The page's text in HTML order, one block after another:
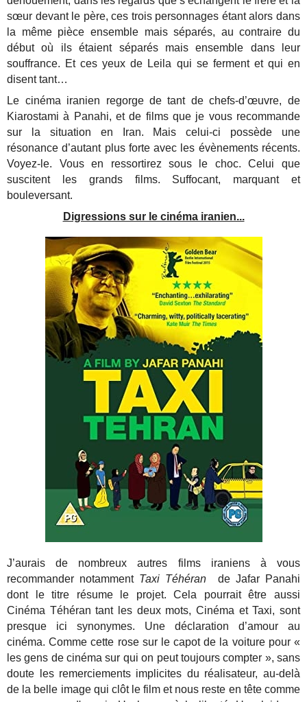
sœur devant le père, ces trois personnages étant alors dans
la même pièce ensemble mais séparés, au contraire du
début où ils étaient séparés mais ensemble dans leur
souffrance. Et ces yeux de Leila qui se ferment et qui en
disent tant…
Le cinéma iranien regorge de tant de chefs-d’œuvre, de
Kiarostami à Panahi, et de films que je vous recommande
sur la situation en Iran. Mais celui-ci possède une
résonance d’autant plus forte avec les évènements récents.
Voyez-le. Vous en ressortirez sous le choc. Celui que
suscitent les grands films. Suffocant, marquant et
bouleversant.
Digressions sur le cinéma iranien...
J’aurais de nombreux autres films iraniens à vous
recommander notamment Taxi Téhéran de Jafar Panahi
dont le titre résume le projet. Cela pourrait être aussi
Cinéma Téhéran tant les deux mots, Cinéma et Taxi, sont
presque ici synonymes. Une déclaration d’amour au
cinéma. Comme cette rose sur le capot de la voiture pour «
les gens de cinéma sur qui on peut toujours compter », sans
doute les remerciements implicites du réalisateur, au-delà
de la belle image qui clôt le film et nous reste en tête comme